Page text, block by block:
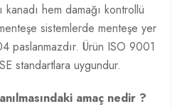
hem damağı kontrollü
sistemlerde menteşe yer
paslanmazdır. Ürün ISO 9001
standartlara uygundur.
amaç nedir ?